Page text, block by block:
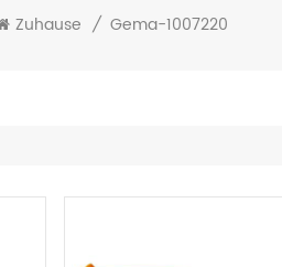
Zuhause / Gema-1007220